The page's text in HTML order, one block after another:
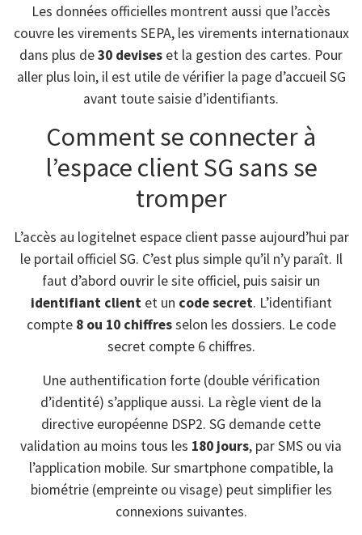
Les données officielles montrent aussi que l’accès
couvre les virements SEPA, les virements internationaux
dans plus de30 devises et la gestion des cartes. Pour
aller plus loin, il est utile de vérifier la page d’accueil SG
avant toute saisie d’identifiants.
Comment se connecter à
l’espace client SG sans se
tromper
L’accès au logitelnet espace client passe aujourd’hui par
le portail officiel SG. C’est plus simple qu’il n’y paraît. Il
faut d’abord ouvrir le site officiel, puis saisir un
identifiant clientet un code secret. L’identifiant
compte 8 ou 10 chiffresselon les dossiers. Le code
secret compte 6 chiffres.
Une authentification forte (double vérification
d’identité) s’applique aussi. La règle vient de la
directive européenne DSP2. SG demande cette
validation au moins tous les 180 jours, par SMS ou via
l’application mobile. Sur smartphone compatible, la
biométrie (empreinte ou visage) peut simplifier les
connexions suivantes.